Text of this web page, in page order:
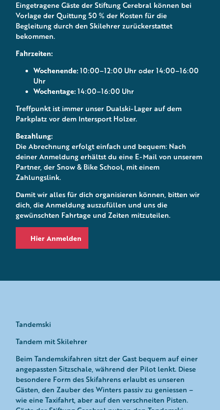
Eingetragene Gäste der Stiftung Cerebral können bei
Vorlage der Quittung 50 % der Kosten für die
Begleitung durch den Skilehrer zurückerstattet
bekommen.
Fahrzeiten:
Wochenende: 10:00–12:00 Uhr oder 14:00–16:00
Uhr
Wochentage: 14:00–16:00 Uhr
Treffpunkt ist immer unser Dualski-Lager auf dem
Parkplatz vor dem Intersport Holzer.
Bezahlung:
Die Abrechnung erfolgt einfach und bequem: Nach
deiner Anmeldung erhältst du eine E-Mail von unserem
Partner, der Snow & Bike School, mit einem
Zahlungslink.
Damit wir alles für dich organisieren können, bitten wir
dich, die Anmeldung auszufüllen und uns die
gewünschten Fahrtage und Zeiten mitzuteilen.
Hier Anmelden
Tandemski
Tandem mit Skilehrer
Beim Tandemskifahren sitzt der Gast bequem auf einer
angepassten Sitzschale, während der Pilot lenkt. Diese
besondere Form des Skifahrens erlaubt es unseren
Gästen, den Zauber des Winters passiv zu geniessen –
wie eine Taxifahrt, aber auf den verschneiten Pisten.